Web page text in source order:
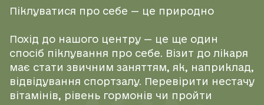
Пластична хірургія
Проктологія
Піклуватися про себе — це природно
Похід до нашого центру — це ще один
спосіб піклування про себе. Візит до лікаря
має стати звичним заняттям, як, наприклад,
відвідування спортзалу. Перевірити нестачу
вітамінів, рівень гормонів чи пройти